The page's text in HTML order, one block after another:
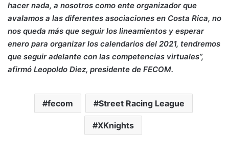
hacer nada, a nosotros como ente organizador que
avalamos a las diferentes asociaciones en Costa Rica, no
nos queda más que seguir los lineamientos y esperar
enero para organizar los calendarios del 2021, tendremos
que seguir adelante con las competencias virtuales”,
afirmó Leopoldo Diez, presidente de FECOM.
fecom Street Racing League
XKnights